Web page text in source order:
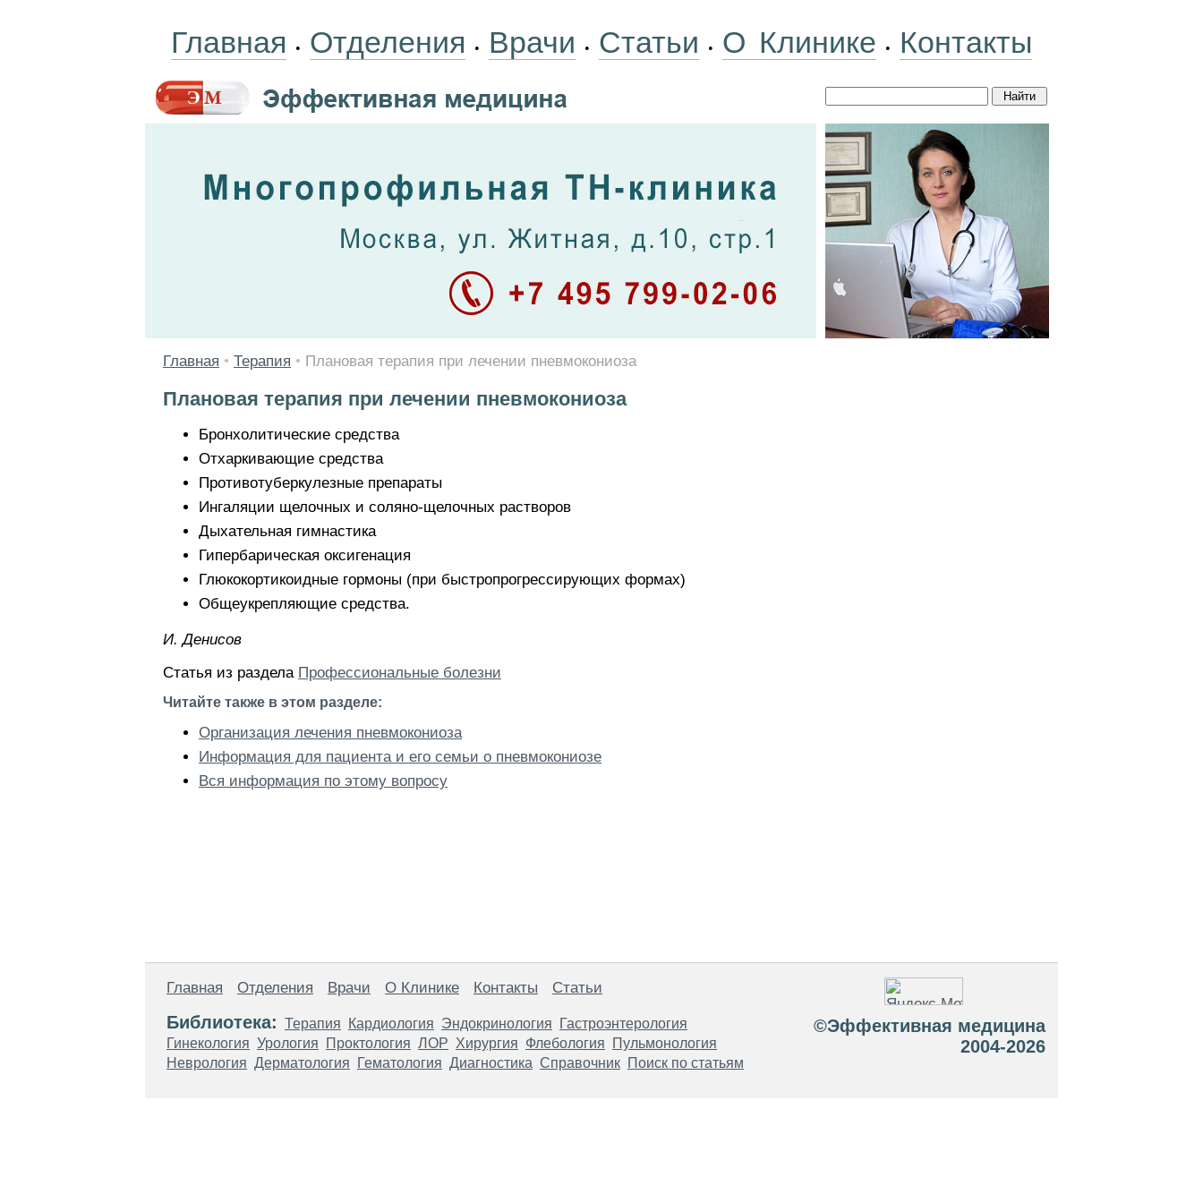
Главная • Отделения • Врачи • Статьи • О Клинике • Контакты
Главная • Терапия • Плановая терапия при лечении пневмокониоза
Плановая терапия при лечении пневмокониоза
Бронхолитические средства
Отхаркивающие средства
Противотуберкулезные препараты
Ингаляции щелочных и соляно-щелочных растворов
Дыхательная гимнастика
Гипербарическая оксигенация
Глюкокортикоидные гормоны (при быстропрогрессирующих формах)
Общеукрепляющие средства.
И. Дeниcoв
Статья из раздела Профессиональные болезни
Читайте также в этом разделе:
Организация лечения пневмокониоза
Информация для пациента и его семьи о пневмокониозе
Вся информация по этому вопросу
Главная Отделения Врачи О Клинике Контакты Статьи
Библиотека: Терапия Кардиология Эндокринология
Гастроэнтерология
Гинекология Урология Проктология ЛОР Хирургия Флебология
Пульмонология
Неврология Дерматология Гематология Диагностика Справочник Поиск по статьям
©Эффективная медицина
2004-2026